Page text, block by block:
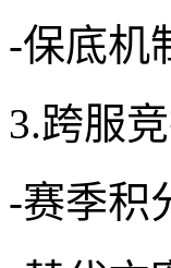
-保底机
3.跨服
-赛季积